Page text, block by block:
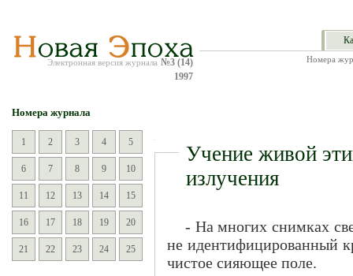
Электронная версия журнала №3 (14)
1997
Номера
Номера журнала
1 2 3 4 5
6 7 8 9 10
11 12 13 14 15
16 17 18 19 20
21 22 23 24 25
Учение живой
излучения
- На многих снимках
не идентифицированный
чистое сияющее поле.